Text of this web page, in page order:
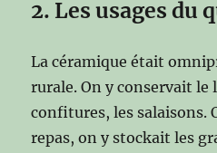
2. Les usages du
La céramique était
rurale. On y conservait le
confitures, les salaisons.
repas, on y stockait les